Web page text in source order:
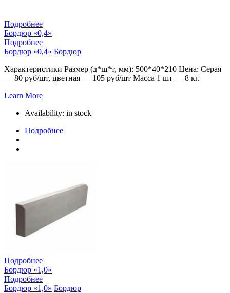
Подробнее
Бордюр «0,4»
Подробнее
Бордюр «0,4» Бордюр
Характеристики Размер (д*ш*т, мм): 500*40*210 Цена: Серая
— 80 руб/шт, цветная — 105 руб/шт Масса 1 шт — 8 кг.
Learn More
Availability: in stock
Подробнее
Подробнее
Бордюр «1,0»
Подробнее
Бордюр «1,0» Бордюр